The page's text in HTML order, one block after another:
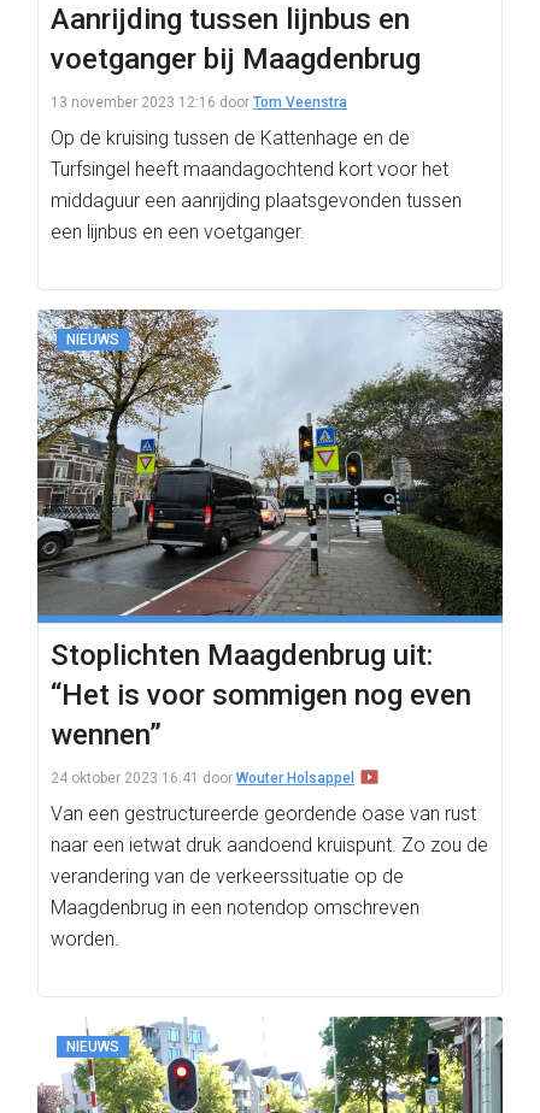
Aanrijding tussen lijnbus en
voetganger bij Maagdenbrug
13 november 2023 12:16 door Tom Veenstra
Op de kruising tussen de Kattenhage en de
Turfsingel heeft maandagochtend kort voor het
middaguur een aanrijding plaatsgevonden tussen
een lijnbus en een voetganger.
NIEUWS
Stoplichten Maagdenbrug uit:
“Het is voor sommigen nog even
wennen”
24 oktober 2023 16:41 door Wouter Holsappel
Van een gestructureerde geordende oase van rust
naar een ietwat druk aandoend kruispunt. Zo zou de
verandering van de verkeerssituatie op de
Maagdenbrug in een notendop omschreven
worden.
NIEUWS